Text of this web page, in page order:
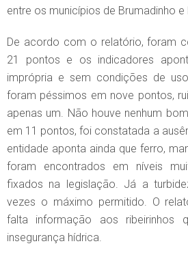
entre os municípios de Brumadinho e
De acordo com o relatório, foram
21 pontos e os indicadores
imprópria e sem condições de
foram péssimos em nove pontos,
apenas um. Não houve nenhum
em 11 pontos, foi constatada a
entidade aponta ainda que ferro,
foram encontrados em níveis
fixados na legislação. Já a
vezes o máximo permitido. O
falta informação aos ribeirinhos
insegurança hídrica.